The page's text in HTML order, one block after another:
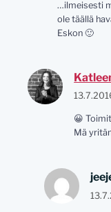
…ilmeisesti
ole täällä
Eskon 🙂
😀
Mä